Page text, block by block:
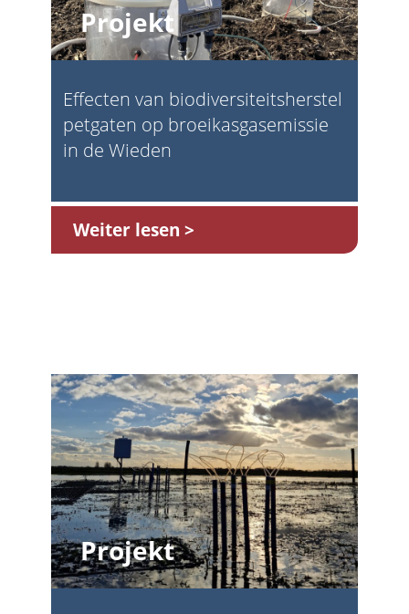
Projekt
Effecten van biodiversiteitsherstel
petgaten op broeikasgasemissie
in de Wieden
Weiter lesen
Projekt